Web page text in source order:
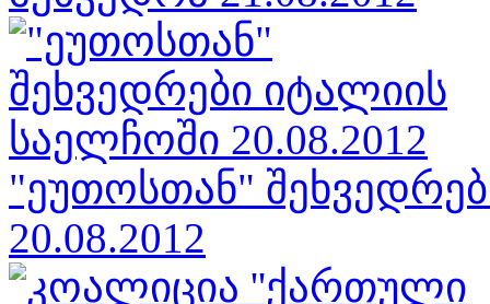
"ეუთოსთან"
20.08.2012